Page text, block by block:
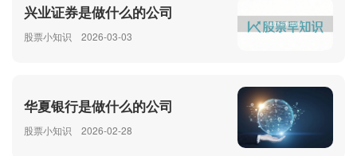
兴业证券是做什么的公司
股票小知识 2026-03-03
华夏银行是做什么的公司
股票小知识 2026-02-28